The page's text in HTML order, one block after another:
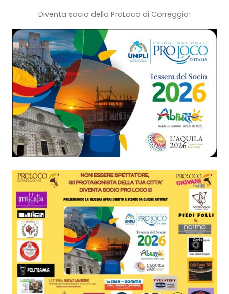
Diventa socio della ProLoco di Correggio!